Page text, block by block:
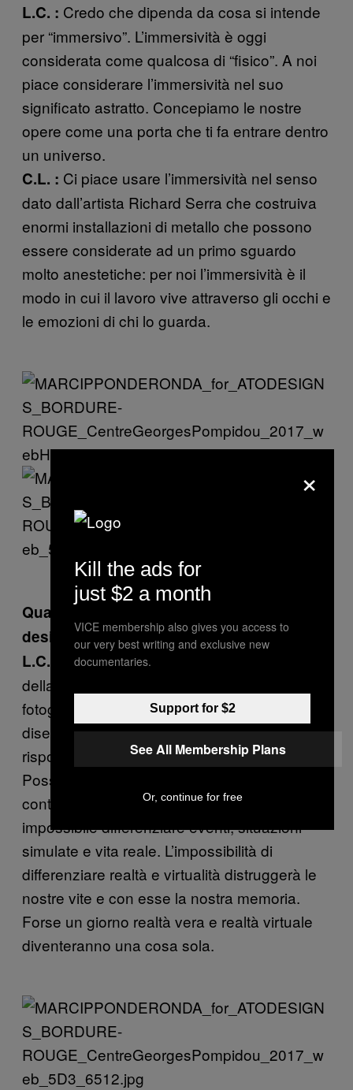
L.C. : Credo che dipenda da cosa si intende
per “immersivo”. L’immersività è oggi
considerata come qualcosa di “fisico”. A noi
piace considerare l’immersività nel suo
significato astratto. Concepiamo le nostre
opere come una porta che ti fa entrare dentro
un universo.
C.L. : Ci piace usare l’immersività nel senso
dato dall’artista Richard Serra che costruiva
enormi installazioni di metallo che possono
essere considerate ad un primo sguardo
molto anestetiche: per noi l’immersività è il
modo in cui il lavoro vive attraverso gli occhi e
le emozioni di chi lo guarda.
Qual è la relazione che si instaura tra
design, new media e pubblico?
L.C. :
Bella domanda! Prima dell’invenzione
della camera qual era la cosa più vicina alla
fotografia? La risposta potrebbe essere
disegni, incisioni e quadri. Probabilmente la
risposta più convincente è: la memoria.
Possiamo chiederci quale sarebbe il
contenuto della memoria se diventasse
impossibile differenziare eventi, situazioni
simulate e vita reale. L’impossibilità di
differenziare realtà e virtualità distruggerà le
nostre vite e con esse la nostra memoria.
Forse un giorno realtà vera e realtà virtuale
diventeranno una cosa sola.
×
Kill the ads for
just $2 a month
VICE membership also gives you access to
our very best writing and exclusive new
documentaries.
Support for $2
See All Membership Plans
Or, continue for free